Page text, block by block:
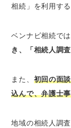
相続」を利用す
ベンナビ相続では
き、「相続人調
また、 初回の面
込んで、弁護士
地域の相続人調